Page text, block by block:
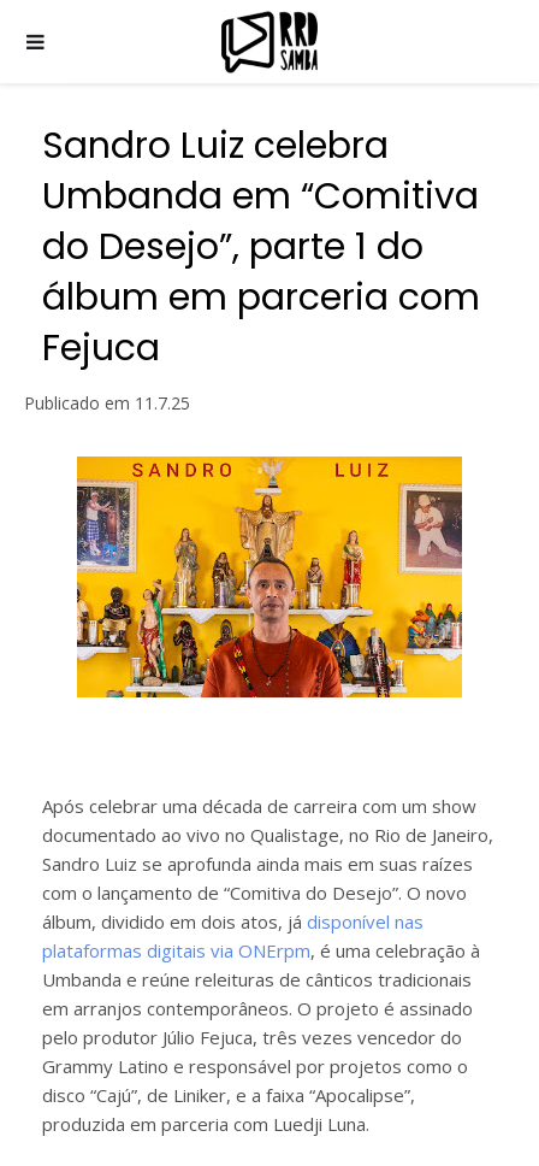
Sandro Luiz celebra
Umbanda em “Comitiva
do Desejo”, parte 1 do
álbum em parceria com
Fejuca
Publicado em 11.7.25
Após celebrar uma década de carreira com um show
documentado ao vivo no Qualistage, no Rio de Janeiro,
Sandro Luiz se aprofunda ainda mais em suas raízes
com o lançamento de “Comitiva do Desejo”. O novo
álbum, dividido em dois atos, já disponível nas
plataformas digitais via ONErpm, é uma celebração à
Umbanda e reúne releituras de cânticos tradicionais
em arranjos contemporâneos. O projeto é assinado
pelo produtor Júlio Fejuca, três vezes vencedor do
Grammy Latino e responsável por projetos como o
disco “Cajú”, de Liniker, e a faixa “Apocalipse”,
produzida em parceria com Luedji Luna.